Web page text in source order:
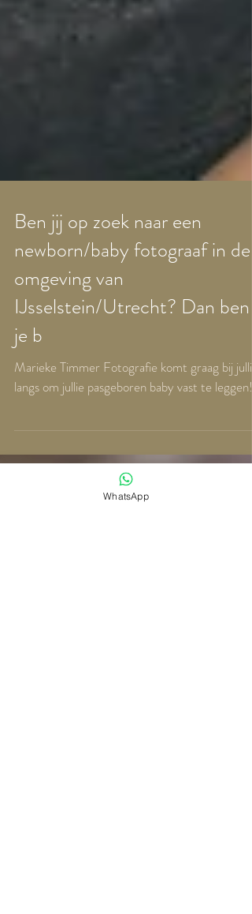
Ben jij op zoek naar een
newborn/baby fotograaf in de
omgeving van
IJsselstein/Utrecht? Dan ben
langs om jullie pasgeboren baby vast te leggen!
WhatsApp